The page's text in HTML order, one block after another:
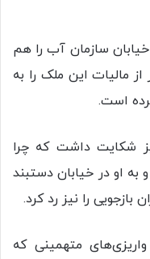
سازمان آب را هم
مالیات این ملک را به
است.
شکایت داشت که چرا
او در خیابان دستبند
بازجویی را نیز رد کرد.
متهمینی که